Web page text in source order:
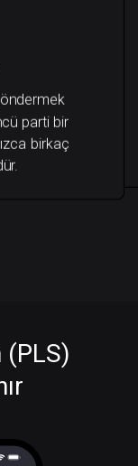
parti bir
birkaç
(PLS)